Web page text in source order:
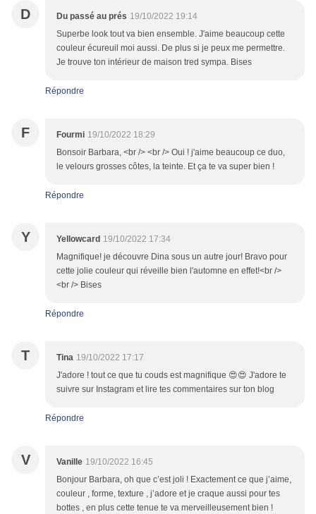
D Du passé au prés 19/10/2022 19:14
Superbe look tout va bien ensemble. J'aime beaucoup cette
couleur écureuil moi aussi. De plus si je peux me permettre.
Je trouve ton intérieur de maison tred sympa. Bises
Répondre
F Fourmi 19/10/2022 18:29
Bonsoir Barbara, <br /> <br /> Oui ! j'aime beaucoup ce duo,
le velours grosses côtes, la teinte. Et ça te va super bien !
Répondre
Y Yellowcard 19/10/2022 17:34
Magnifique! je découvre Dina sous un autre jour! Bravo pour
cette jolie couleur qui réveille bien l'automne en effet!<br />
<br /> Bises
Répondre
T Tina 19/10/2022 17:17
J'adore ! tout ce que tu couds est magnifique 😍😍 J'adore te
suivre sur Instagram et lire tes commentaires sur ton blog
Répondre
V Vanille 19/10/2022 16:45
Bonjour Barbara, oh que c’est joli ! Exactement ce que j’aime,
couleur , forme, texture , j’adore et je craque aussi pour tes
bottes , en plus cette tenue te va merveilleusement bien !